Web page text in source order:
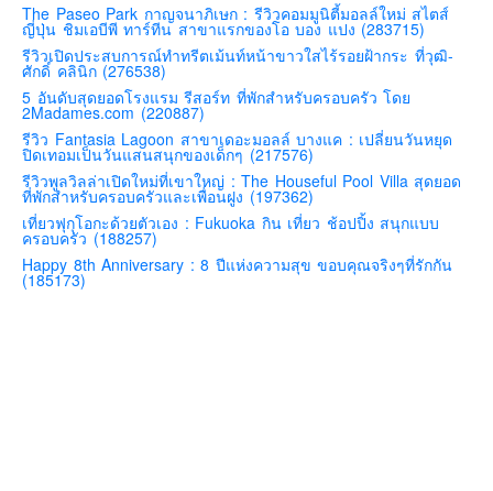
มอนเตรเนโกร
บอสเนียและเฮอร์เซโกวีน่า
ญี่ปุ่น
คันโต-โตเกียวและรอบๆ
คันไซ-โอซาก้า เกียวโต
คิวชู – ฟุกุโอกะ ซางะ เปปปุ ยุฟุอิน นางาซากิ
ฟูจิ
ฮอกไกโด
เอเชีย
The Paseo Park กาญจนาภิเษก : รีวิวคอมมูนิตี้มอลล์ใหม่ สไตส์
ญี่ปุ่น ชิมเอบีพี ทาร์ทีน สาขาแรกของโอ บอง แปง (283715)
รีวิวเปิดประสบการณ์ทำทรีตเม้นท์หน้าขาวใสไร้รอยฝ้ากระ ที่วุฒิ-
ศักดิ์ คลินิก (276538)
5 อันดับสุดยอดโรงแรม รีสอร์ท ที่พักสำหรับครอบครัว โดย
2Madames.com (220887)
รีวิว Fantasia Lagoon สาขาเดอะมอลล์ บางแค : เปลี่ยนวันหยุด
ปิดเทอมเป็นวันแสนสนุกของเด็กๆ (217576)
รีวิวพูลวิลล่าเปิดใหม่ที่เขาใหญ่ : The Houseful Pool Villa สุดยอด
ที่พักสำหรับครอบครัวและเพื่อนฝูง (197362)
เที่ยวฟุกุโอกะด้วยตัวเอง : Fukuoka กิน เที่ยว ช้อปปิ้ง สนุกแบบ
ครอบครัว (188257)
Happy 8th Anniversary : 8 ปีแห่งความสุข ขอบคุณจริงๆที่รักกัน
(185173)